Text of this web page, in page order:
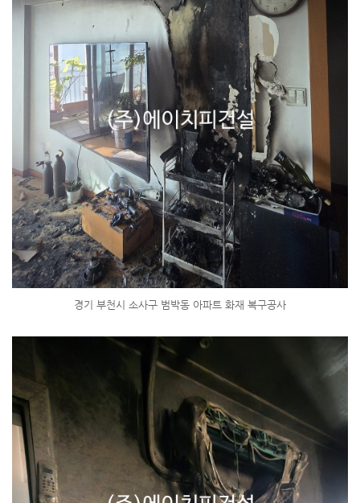
경기 부천시 소사구 범박동 아파트 화재 복구공사